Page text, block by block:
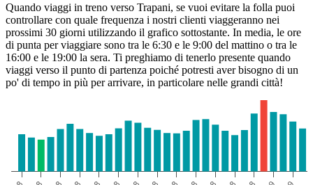
Quando viaggi in treno verso Trapani, se vuoi evitare la folla puoi
controllare con quale frequenza i nostri clienti viaggeranno nei
prossimi 30 giorni utilizzando il grafico sottostante. In media, le ore
di punta per viaggiare sono tra le 6:30 e le 9:00 del mattino o tra le
16:00 e le 19:00 la sera. Ti preghiamo di tenerlo presente quando
viaggi verso il punto di partenza poiché potresti aver bisogno di un
po' di tempo in più per arrivare, in particolare nelle grandi città!